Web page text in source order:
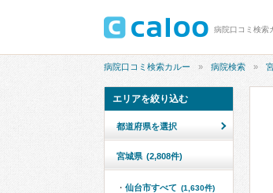
病院口コミ検索
病院口コミ検索カルー 病院検索
エリアを絞り込む
都道府県を選択
宮城県 (2,808件)
仙台市すべて (1,630件)